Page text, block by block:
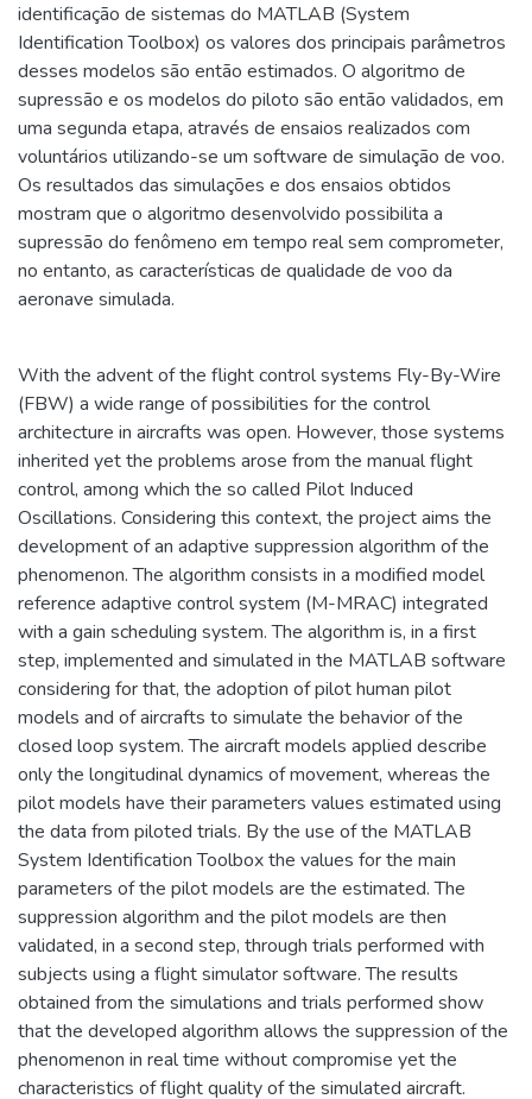
identificação de sistemas do MATLAB (System
Identification Toolbox) os valores dos principais parâmetros
desses modelos são então estimados. O algoritmo de
supressão e os modelos do piloto são então validados, em
uma segunda etapa, através de ensaios realizados com
voluntários utilizando-se um software de simulação de voo.
Os resultados das simulações e dos ensaios obtidos
mostram que o algoritmo desenvolvido possibilita a
supressão do fenômeno em tempo real sem comprometer,
no entanto, as características de qualidade de voo da
aeronave simulada.
With the advent of the flight control systems Fly-By-Wire
(FBW) a wide range of possibilities for the control
architecture in aircrafts was open. However, those systems
inherited yet the problems arose from the manual flight
control, among which the so called Pilot Induced
Oscillations. Considering this context, the project aims the
development of an adaptive suppression algorithm of the
phenomenon. The algorithm consists in a modified model
reference adaptive control system (M-MRAC) integrated
with a gain scheduling system. The algorithm is, in a first
step, implemented and simulated in the MATLAB software
considering for that, the adoption of pilot human pilot
models and of aircrafts to simulate the behavior of the
closed loop system. The aircraft models applied describe
only the longitudinal dynamics of movement, whereas the
pilot models have their parameters values estimated using
the data from piloted trials. By the use of the MATLAB
System Identification Toolbox the values for the main
parameters of the pilot models are the estimated. The
suppression algorithm and the pilot models are then
validated, in a second step, through trials performed with
subjects using a flight simulator software. The results
obtained from the simulations and trials performed show
that the developed algorithm allows the suppression of the
phenomenon in real time without compromise yet the
characteristics of flight quality of the simulated aircraft.